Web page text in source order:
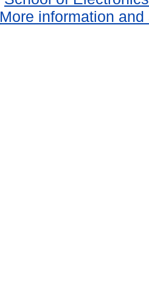
More information